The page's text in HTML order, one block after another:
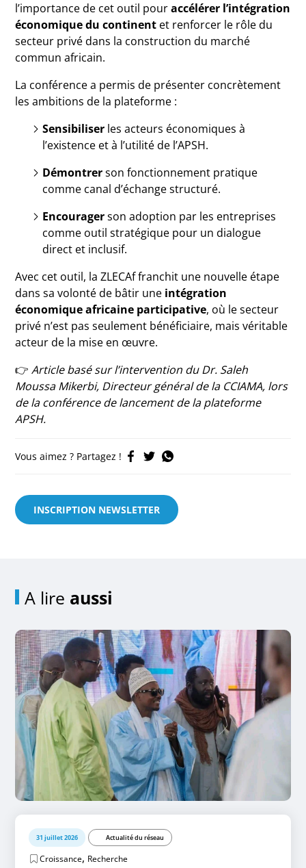
l’importance de cet outil pouraccélérer l’intégration
économique du continent et renforcer le rôle du
secteur privé dans la construction du marché
commun africain.
La conférence a permis de présenter concrètement
les ambitions de la plateforme :
Sensibiliser les acteurs économiques à
l’existence et à l’utilité de l’APSH.
Démontrerson fonctionnement pratique
comme canal d’échange structuré.
Encouragerson adoption par les entreprises
comme outil stratégique pour un dialogue
direct et inclusif.
Avec cet outil, la ZLECAf franchit une nouvelle étape
dans sa volonté de bâtir une intégration
économique africaine participative, où le secteur
privé n’est pas seulement bénéficiaire, mais véritable
acteur de la mise en œuvre.
👉Article basé sur l’intervention du Dr. Saleh
Moussa Mikerbi, Directeur général de la CCIAMA, lors
de la conférence de lancement de la plateforme
APSH.
Vous aimez ? Partagez !
INSCRIPTION NEWSLETTER
A lire aussi
31 juillet 2026 Actualité du réseau
Croissance, Recherche